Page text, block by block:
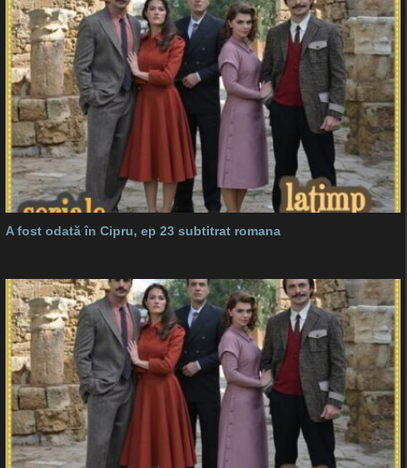
A fost odată în Cipru, ep 23 subtitrat romana